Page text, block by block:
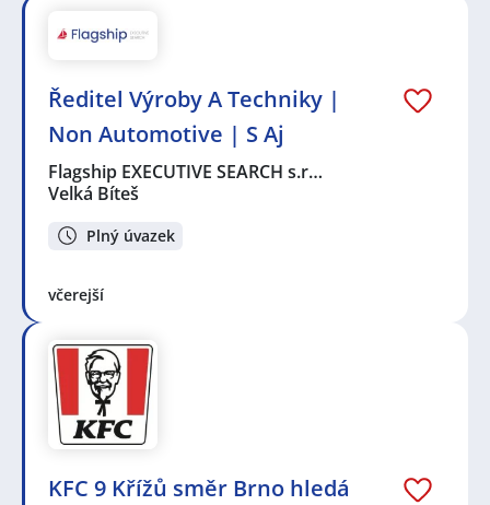
Ředitel Výroby A Techniky |
Non Automotive | S Aj
Flagship EXECUTIVE SEARCH s.r…
Velká Bíteš
Plný úvazek
včerejší
KFC 9 Křížů směr Brno hledá